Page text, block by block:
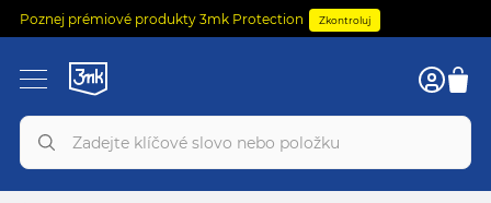
Poznej prémiové produkty 3mk Protection Zkontroluj
0